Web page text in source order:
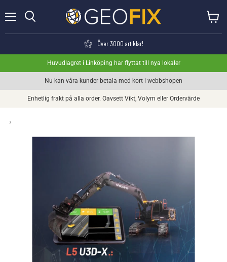
Över 3000 artiklar!
Huvudlagret i Linköping har flyttat till nya lokaler
Nu kan våra kunder betala med kort i webbshopen
Enhetlig frakt på alla order. Oavsett Vikt, Volym eller Ordervärde
›